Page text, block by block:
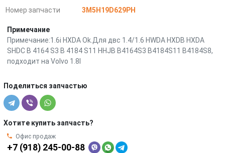
Номер запчасти
3M5H19D629PH
Примечание
Примечание:1.6i HXDA Ok.Для двс 1.4/1.6 HWDA HXDB HXDA
SHDC B 4164 S3 B 4184 S11 HHJB B4164S3 B4184S11 B4184S8,
подходит на Volvo 1.8I
Поделиться запчастью
Хотите купить запчасть?
Офис продаж
+7 (918) 245-00-88